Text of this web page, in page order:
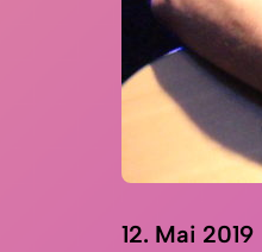
12. Mai 2019